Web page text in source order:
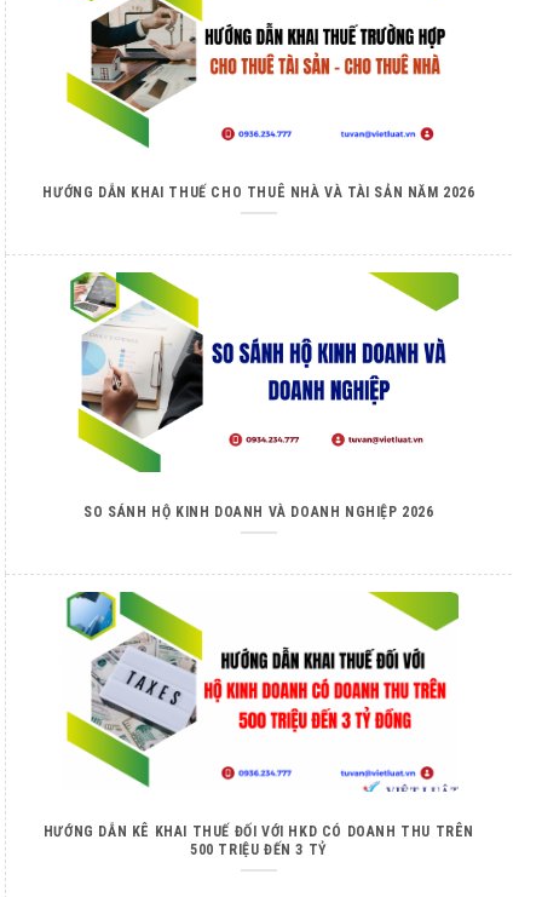
HƯỚNG DẪN KHAI THUẾ CHO THUÊ NHÀ VÀ TÀI SẢN NĂM 2026
SO SÁNH HỘ KINH DOANH VÀ DOANH NGHIỆP 2026
HƯỚNG DẪN KÊ KHAI THUẾ ĐỐI VỚI HKD CÓ DOANH THU TRÊN
500 TRIỆU ĐẾN 3 TỶ